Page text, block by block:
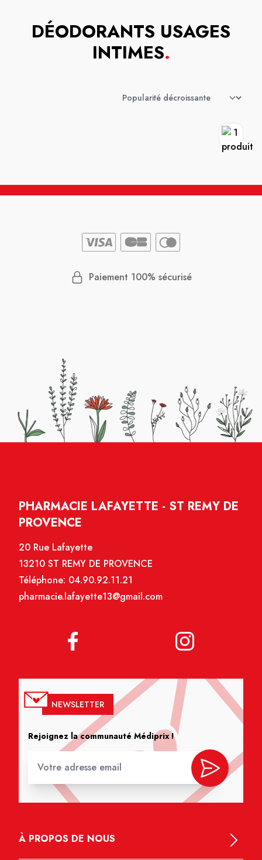
DÉODORANTS USAGES
INTIMES.
Paiement 100% sécurisé
PHARMACIE LAFAYETTE - ST REMY DE
PROVENCE
20 Rue Lafayette
13210 ST REMY DE PROVENCE
Téléphone: 04.90.92.11.21
pharmacie.lafayette13@gmail.com
NEWSLETTER
Rejoignez la communauté Médiprix !
À PROPOS DE NOUS